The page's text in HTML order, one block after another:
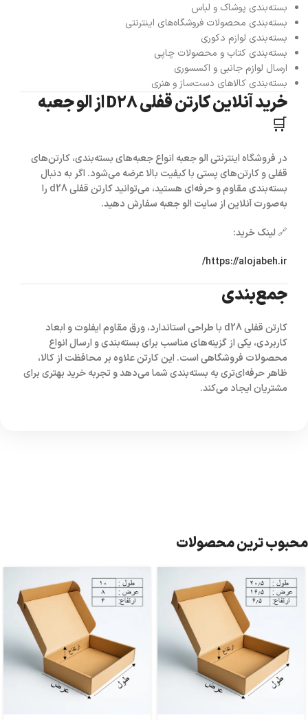
بسته‌بندی پوشاک و لباس
بسته‌بندی محصولات فروشگاه‌های اینترنتی
بسته‌بندی لوازم دکوری
بسته‌بندی کتاب و محصولات چاپی
ارسال لوازم جانبی و اکسسوری
بسته‌بندی کالاهای دست‌ساز و هنری
خرید آنلاین کارتن قفلی D28 از الو جعبه
🛒
در فروشگاه اینترنتیالو جعبه انواع جعبه‌های بسته‌بندی، کارتن‌های
قفلی و کارتن‌های پستی با کیفیت بالا عرضه می‌شود. اگر به دنبال
بسته‌بندی مقاوم و حرفه‌ای هستید، می‌توانیدکارتن قفلی d28
را
به‌صورت آنلاین از سایت الو جعبه سفارش دهید.
🔗 لینک خرید:
https://alojabeh.ir/
جمع‌بندی
کارتن قفلی d28
با طراحی استاندارد، ورق مقاوم ایفلوت و ابعاد
کاربردی، یکی از گزینه‌های مناسب برای بسته‌بندی و ارسال انواع
محصولات فروشگاهی است. این کارتن علاوه بر محافظت از کالا،
ظاهر حرفه‌ای‌تری به بسته‌بندی شما می‌دهد و تجربه خرید بهتری برای
مشتریان ایجاد می‌کند.
محبوب ترین محصولات